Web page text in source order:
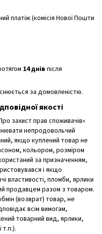
платіж (комісія Нової Пошти
14 днів після
за домовленістю.
якості
захист прав споживачів»
непродовольчий
якщо куплений товар не
кольором, розміром
за призначенням,
і якщо
властивості, пломби, ярлики
продавцем разом з товаром.
(возврат) товар, не
всім вимогам,
товарний вид, ярлики,